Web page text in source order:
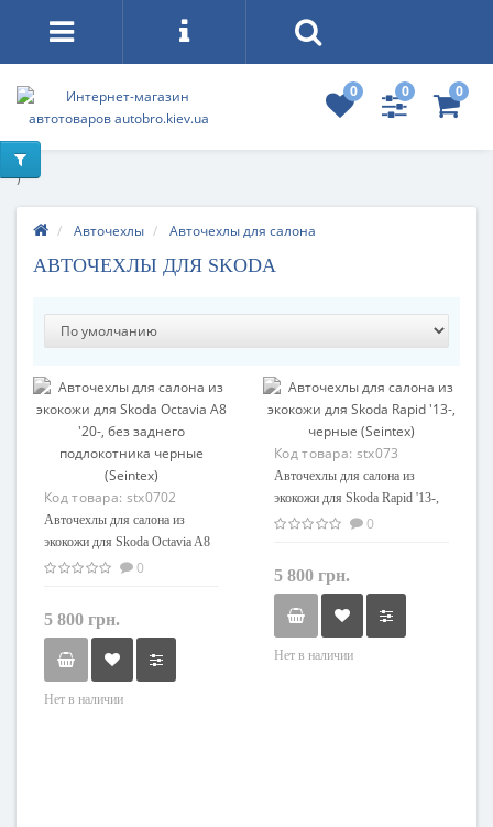
0 0 0
)
Авточехлы Авточехлы для салона
АВТОЧЕХЛЫ ДЛЯ SKODA
Код товара: stx0702
Авточехлы для салона из
экокожи для Skoda Octavia A8
'20-, без заднего подлокотника
0
5 800 грн.
Нет в наличии
Код товара: stx073
Авточехлы для салона из
экокожи для Skoda Rapid '13-,
черные (Seintex)0
5 800 грн.
Нет в наличии